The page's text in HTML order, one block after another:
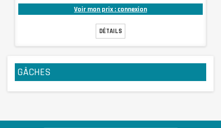
Voir mon prix : connexion
DÉTAILS
GÂCHES